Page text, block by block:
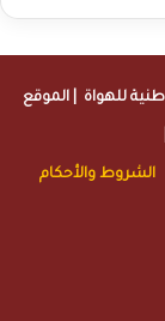
للهواة | الموقع
الشروط والأحكام